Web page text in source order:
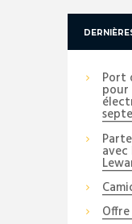
Port